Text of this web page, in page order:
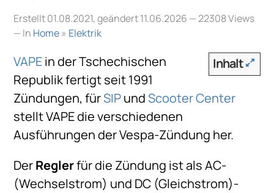
Erstellt 01.08.2021, geändert 11.06.2026 — 22308 Views
— In Home» Elektrik
Inhalt
VAPEin der Tschechischen
Republik fertigt seit 1991
Zündungen, fürSIPundScooter Center
stellt VAPE die verschiedenen
Ausführungen der Vespa-Zündung her.
DerReglerfür die Zündung ist als AC-
(Wechselstrom) und DC (Gleichstrom)-